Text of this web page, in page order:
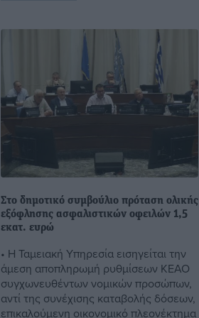
Στο δημοτικό συμβούλιο πρόταση ολικής
εξόφλησης ασφαλιστικών οφειλών 1,5
εκατ. ευρώ
• Η Ταμειακή Υπηρεσία εισηγείται την
άμεση αποπληρωμή ρυθμίσεων ΚΕΑΟ
συγχωνευθέντων νομικών προσώπων,
αντί της συνέχισης καταβολής δόσεων,
επικαλούμενη οικονομικό πλεονέκτημα